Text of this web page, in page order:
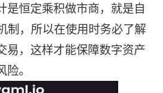
是恒定乘积做市商，就是自
制，所以在使用时务必了解
易，这样才能保障数字资产
。